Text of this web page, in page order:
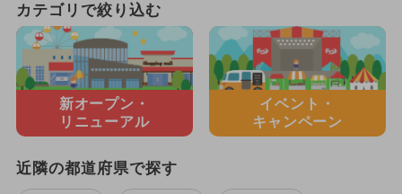
カテゴリで絞り込む
新オープン・
リニューアル
イベント・
キャンペーン
近隣の都道府県で探す